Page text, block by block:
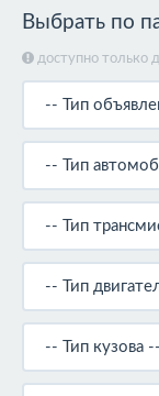
Выбрать по
доступно только